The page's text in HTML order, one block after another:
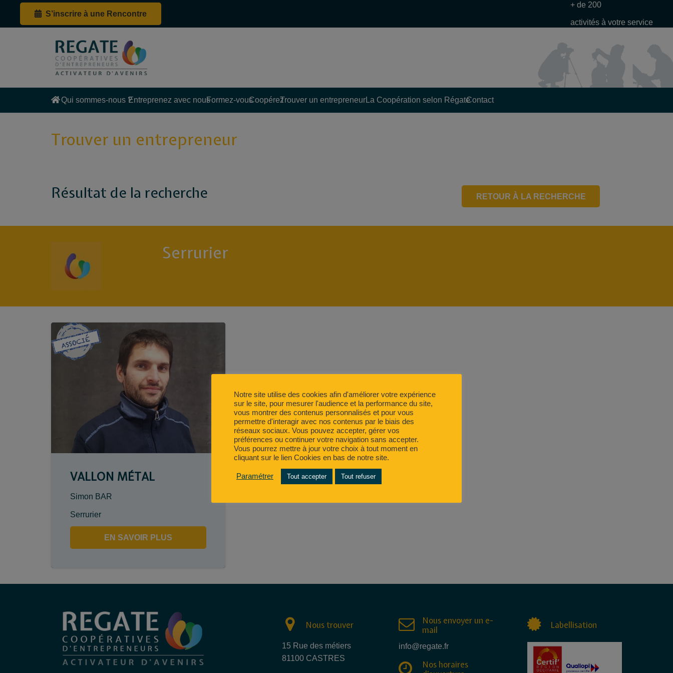
S’inscrire à une Rencontre
+ de 200
activités à votre service
Qui sommes-nous ?Entreprenez avec nousFormez-vousCoopérezTrouver un entrepreneurLa Coopération selon RégateContact
Trouver un entrepreneur
Résultat de la recherche RETOUR À LA RECHERCHE
Serrurier
VALLON MÉTAL
Simon BAR
Serrurier
EN SAVOIR PLUS
Nous trouver
15 Rue des métiers
81100 CASTRES
Nous envoyer un e-
mail
info@regate.fr
Nos horaires
Labellisation
Notre site utilise des cookies afin d'améliorer votre expérience
sur le site, pour mesurer l'audience et la performance du site,
vous montrer des contenus personnalisés et pour vous
permettre d'interagir avec nos contenus par le biais des
réseaux sociaux. Vous pouvez accepter, gérer vos
préférences ou continuer votre navigation sans accepter.
Vous pourrez mettre à jour votre choix à tout moment en
cliquant sur le lien Cookies en bas de notre site.
Paramétrer Tout accepter Tout refuser